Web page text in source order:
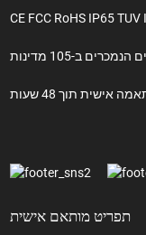
CE FCC RoHS IP65 TUV
ב-105 מדינות
אישית תוך 48 שעות
תפריט מותאם אישית